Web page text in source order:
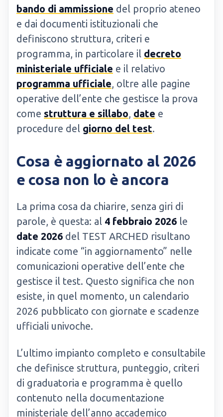
bando di ammissione del proprio ateneo
e dai documenti istituzionali che
definiscono struttura, criteri e
programma, in particolare il decreto
ministeriale ufficiale e il relativo
programma ufficiale, oltre alle pagine
operative dell’ente che gestisce la prova
come struttura e sillabo, date e
procedure del giorno del test.
Cosa è aggiornato al 2026
e cosa non lo è ancora
La prima cosa da chiarire, senza giri di
parole, è questa: al 4 febbraio 2026 le
date 2026 del TEST ARCHED risultano
indicate come “in aggiornamento” nelle
comunicazioni operative dell’ente che
gestisce il test. Questo significa che non
esiste, in quel momento, un calendario
2026 pubblicato con giornate e scadenze
ufficiali univoche.
L’ultimo impianto completo e consultabile
che definisce struttura, punteggio, criteri
di graduatoria e programma è quello
contenuto nella documentazione
ministeriale dell’anno accademico